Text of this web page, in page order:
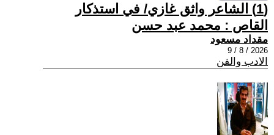
(1) الشاعر واثق غازي/ في استذكار
القاص : محمد عبد حسن
مقداد مسعود
2026 / 8 / 9
الادب والفن